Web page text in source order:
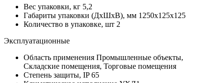
Вес упаковки, кг 5,2
Габариты упаковки (ДхШхВ), мм 1250х125х125
Количество в упаковке, шт 2
Эксплуатационные
Область применения Промышленные объекты,
Складские помещения, Торговые помещения
Степень защиты, IP65